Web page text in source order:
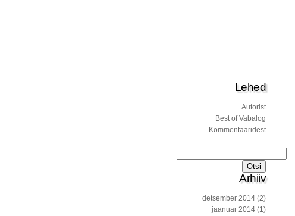
Lehed
Autorist
Best of Vabalog
Kommentaaridest
Arhiiv
detsember 2014 (2)
jaanuar 2014 (1)